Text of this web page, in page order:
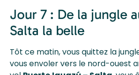
Jour 7 : De la jungle
Salta la belle
Tôt ce matin, vous quittez la
vous envoler vers le nord-ouest